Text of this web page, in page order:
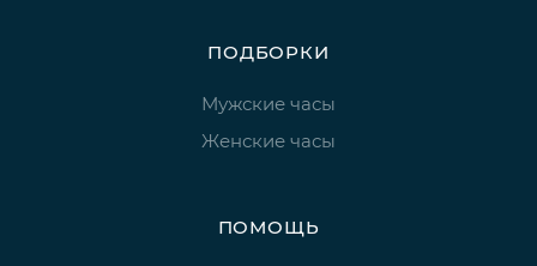
ПОДБОРКИ
Мужские часы
Женские часы
ПОМОЩЬ